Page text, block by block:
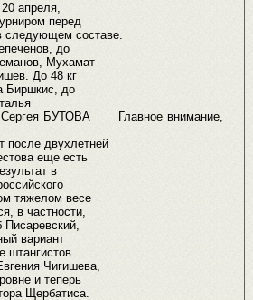
апреля,
перед
следующем составе.
до
Мухамат
До 48 кг
Биршкис, до
БУТОВА Главное внимание,
после двухлетней
еще есть
в
тяжелом весе
в частности,
вариант
штангистов.
Чигишева,
и теперь
Щербатиса.